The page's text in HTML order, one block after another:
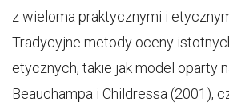
z wieloma praktycznymi i
Tradycyjne metody oceny
etycznych, takie jak model oparty
Beauchampa i Childressa (2001),